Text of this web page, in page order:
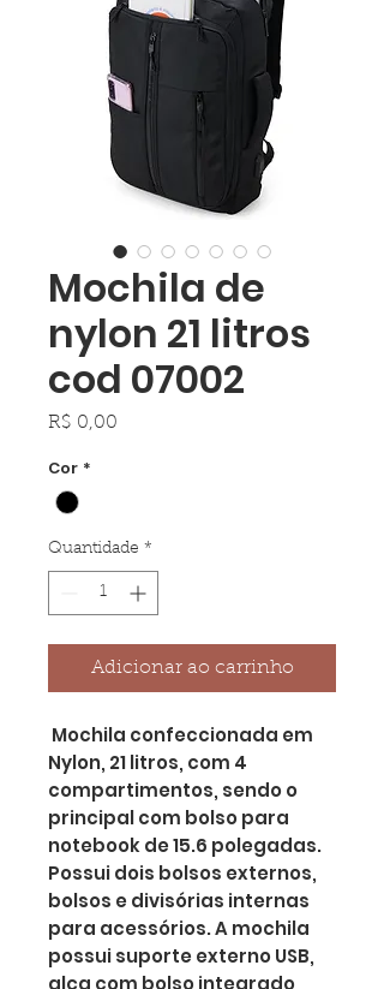
Mochila de
nylon 21 litros
cod 07002
R$ 0,00
Cor *
Quantidade *
Adicionar ao carrinho
Mochila confeccionada em
Nylon, 21 litros, com 4
compartimentos, sendo o
principal com bolso para
notebook de 15.6 polegadas.
Possui dois bolsos externos,
bolsos e divisórias internas
para acessórios. A mochila
possui suporte externo USB,
alça com bolso integrado